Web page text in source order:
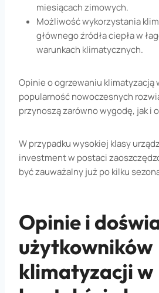
miesiącach zimowych.
Możliwość wykorzystania
głównego źródła ciepła w
warunkach klimatycznych.
Opinie o ogrzewaniu klimatyzacją
popularność nowoczesnych
przynoszą zarówno wygodę, jak i
W przypadku wysokiej klasy
investment w postaci
być zauważalny już po kilku
Opinie i
użytkowników
klimatyzacji w